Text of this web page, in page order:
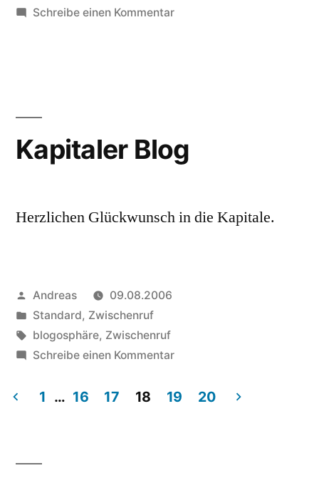
in
Schreibe einen Kommentarzu
Kapitaler Blog
Herzlichen Glückwunsch in die Kapitale.
Veröffentlicht
von
Andreas
09.08.2006
Veröffentlicht
in
Standard, Zwischenruf
Schlagwörter:
blogosphäre, Zwischenruf
Schreibe einen Kommentarzu
Blog
1 … 16 17 18 19 20